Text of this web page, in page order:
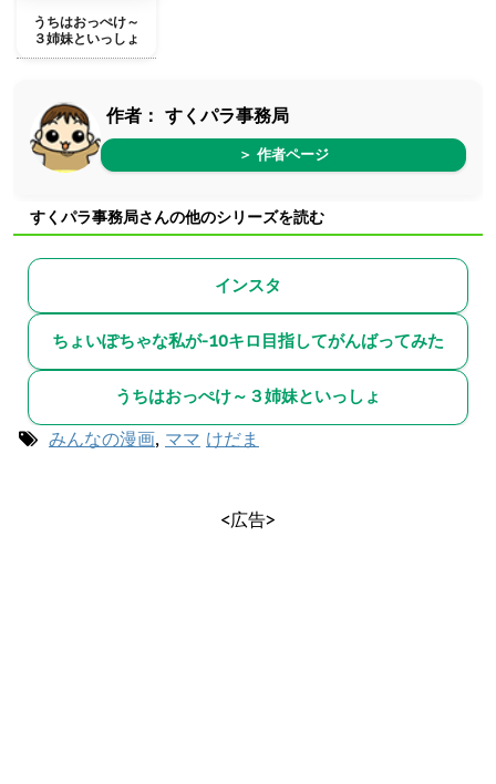
うちはおっぺけ～
３姉妹といっしょ
作者： すくパラ事務局
＞ 作者ページ
すくパラ事務局さんの他のシリーズを読む
インスタ
ちょいぽちゃな私が-10キロ目指してがんばってみた
うちはおっぺけ～３姉妹といっしょ
みんなの漫画, ママ けだま
<広告>